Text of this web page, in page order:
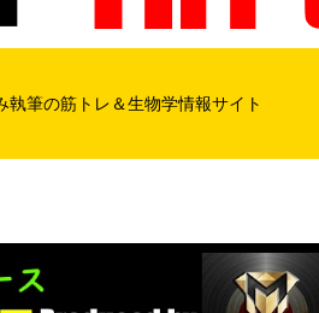
執筆の筋トレ＆生物学情報サイト